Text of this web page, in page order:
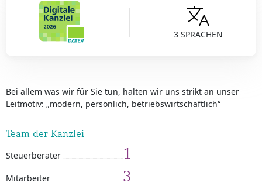
3 SPRACHEN
Bei allem was wir für Sie tun, halten wir uns strikt an unser
Leitmotiv: „modern, persönlich, betriebswirtschaftlich“
Team der Kanzlei
Steuerberater 1
Mitarbeiter 3